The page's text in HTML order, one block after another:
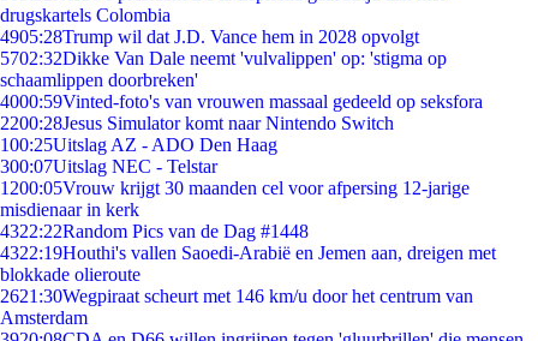
drugskartels Colombia
4905:28Trump wil dat J.D. Vance hem in 2028 opvolgt
5702:32Dikke Van Dale neemt 'vulvalippen' op: 'stigma op
schaamlippen doorbreken'
4000:59Vinted-foto's van vrouwen massaal gedeeld op seksfora
2200:28Jesus Simulator komt naar Nintendo Switch
100:25Uitslag AZ - ADO Den Haag
300:07Uitslag NEC - Telstar
1200:05Vrouw krijgt 30 maanden cel voor afpersing 12-jarige
misdienaar in kerk
4322:22Random Pics van de Dag #1448
4322:19Houthi's vallen Saoedi-Arabië en Jemen aan, dreigen met
blokkade olieroute
2621:30Wegpiraat scheurt met 146 km/u door het centrum van
Amsterdam